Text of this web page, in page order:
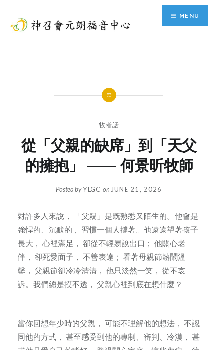
content
MENU
牧者話
從「父親的缺席」到「天父
的擁抱」 —— 何景昕牧師
Posted byYLGC on JUNE 21, 2026
對許多人來說， 「父親」是既熟悉又陌生的。他會是
強悍的、沉默的， 習慣一個人撐著。他遠遠望著孩子
長大， 心裡滿足， 卻從不輕易說出口； 他關心老
伴， 卻死愛面子， 不善表達； 看著母親節熱鬧溫
馨， 父親節卻冷冷清清， 他只淡然一笑， 從不哀
訴。我們總是摸不透， 父親心裡到底在想什麼？
當你回想年少時的父親， 可能不理解他的想法， 不認
同他的方式， 甚至感受到他的專制、審判、冷漠， 甚